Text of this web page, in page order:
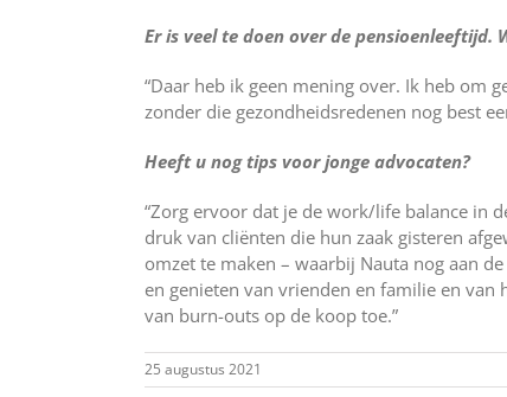
Er is veel te doen over de
“Daar heb ik geen mening over. Ik heb om
zonder die gezondheidsredenen nog best
Heeft u nog tips voor jonge advocaten?
“Zorg ervoor dat je de work/life balance in
druk van cliënten die hun zaak gisteren
omzet te maken – waarbij Nauta nog aan
en genieten van vrienden en familie en
van burn-outs op de koop toe.”
25 augustus 2021